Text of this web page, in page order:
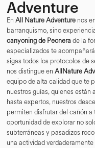
Adventure
En All Nature Adventure nos
barranquismo, sino
canyoning de Peonerade la
especializados te
sigas todos los protocolos de
nos distingue en AllNature
equipo de alta calidad que te
nuestros guías, quienes
hasta expertos, nuestros
permiten disfrutar del cañón
oportunidad de explorar no
subterráneas y pasadizos
una actividad